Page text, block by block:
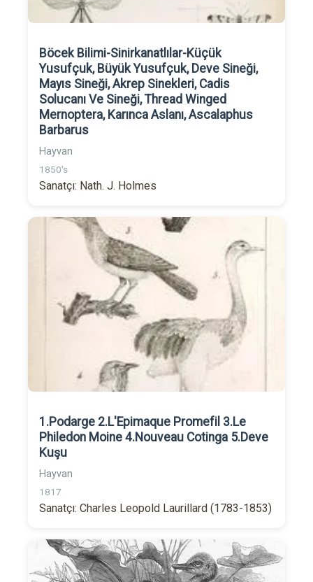
Böcek Bilimi-Sinirkanatlılar-Küçük
Yusufçuk, Büyük Yusufçuk, Deve Sineği,
Mayıs Sineği, Akrep Sinekleri, Cadis
Solucanı Ve Sineği, Thread Winged
Mernoptera, Karınca Aslanı, Ascalaphus
Barbarus
Hayvan
1850's
Sanatçı: Nath. J. Holmes
1.Podarge 2.L'Epimaque Promefil 3.Le
Philedon Moine 4.Nouveau Cotinga 5.Deve
Kuşu
Hayvan
1817
Sanatçı: Charles Leopold Laurillard (1783-1853)